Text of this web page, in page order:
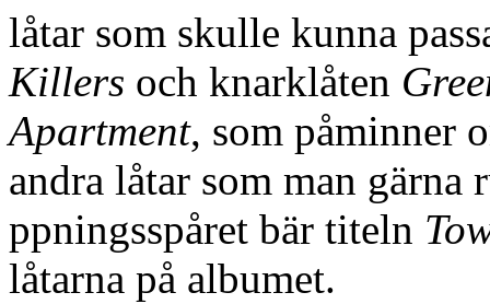
låtar som skulle kunna
Killers och knarklåten
Apartment, som påminner
andra låtar som man
ppningsspåret bär titeln
låtarna på albumet.